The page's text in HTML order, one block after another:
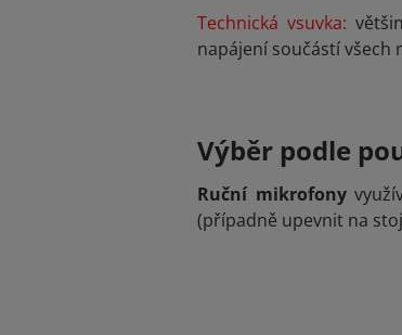
Technická vsuvka:
napájení součástí všech
Výběr podle
Ruční mikrofony
(případně upevnit na